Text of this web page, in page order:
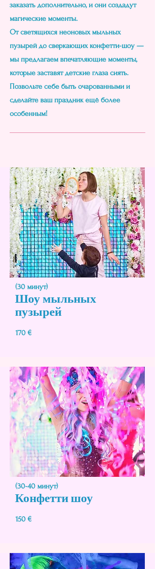
заказать дополнительно, и они создадут
магические моменты.
От светящихся неоновых мыльных
пузырей до сверкающих конфетти-шоу —
мы предлагаем впечатляющие моменты,
которые заставят детские глаза сиять.
Позвольте себе быть очарованными и
сделайте ваш праздник ещё более
особенным!
(30 минут)
Шоу мыльных
пузырей
170 €
(30-40 минут)
Конфетти шоу
150 €